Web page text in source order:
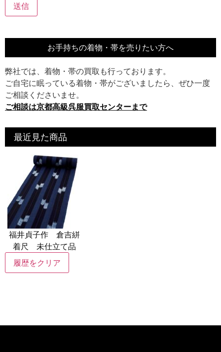
お手持ちの着物・帯を売りたい方へ
弊社では、着物・帯の買取も行っております。
ご自宅に眠っている着物・帯がございましたら、ぜひ一度
ご相談くださいませ。
ご相談は京都高級呉服買取センターまで
最近見た商品
福井貞子作 倉吉絣
着尺 未仕立て品
履歴をクリア